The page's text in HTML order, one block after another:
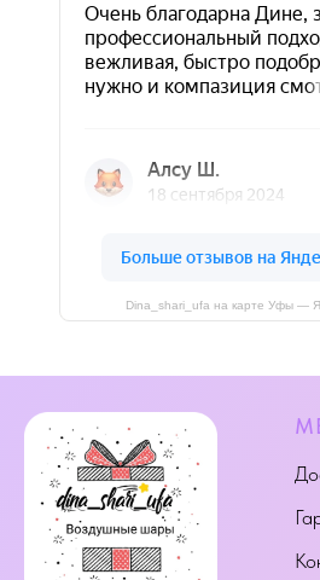
Dina_shari_ufa на карте Уфы —